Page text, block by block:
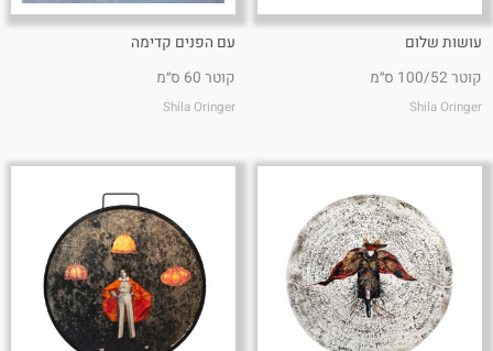
עושות שלום
קוטר 100/52 ס״מ
Shila Oringer
עם הפנים קדימה
קוטר 60 ס״מ
Shila Oringer